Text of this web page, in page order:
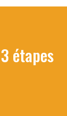
étapes